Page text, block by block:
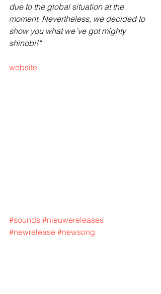
due to the global situation at the
moment. Nevertheless, we decided to
show you what we´ve got mighty
shinobi!“
website
#sounds #nieuwereleases
#newrelease #newsong